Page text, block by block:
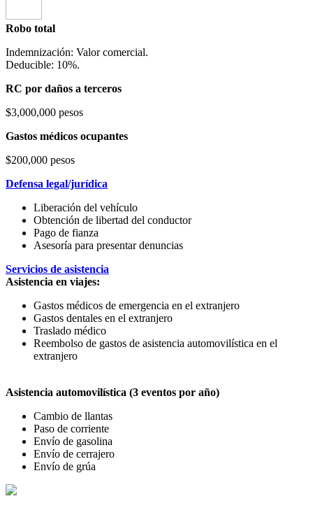
Robo total
Indemnización: Valor comercial.
Deducible: 10%.
RC por daños a terceros
$3,000,000 pesos
Gastos médicos ocupantes
$200,000 pesos
Defensa legal/jurídica
Liberación del vehículo
Obtención de libertad del conductor
Pago de fianza
Asesoría para presentar denuncias
Servicios de asistencia
Asistencia en viajes:
Gastos médicos de emergencia en el extranjero
Gastos dentales en el extranjero
Traslado médico
Reembolso de gastos de asistencia automovilística en el
extranjero
Asistencia automovilística (3 eventos por año)
Cambio de llantas
Paso de corriente
Envío de gasolina
Envío de cerrajero
Envío de grúa